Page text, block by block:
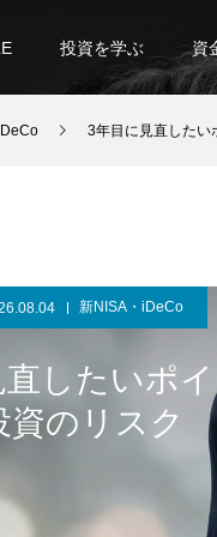
投資を学ぶ 資
3年目に見直したい
新NISA・iDeCo
したいポ
のリスク